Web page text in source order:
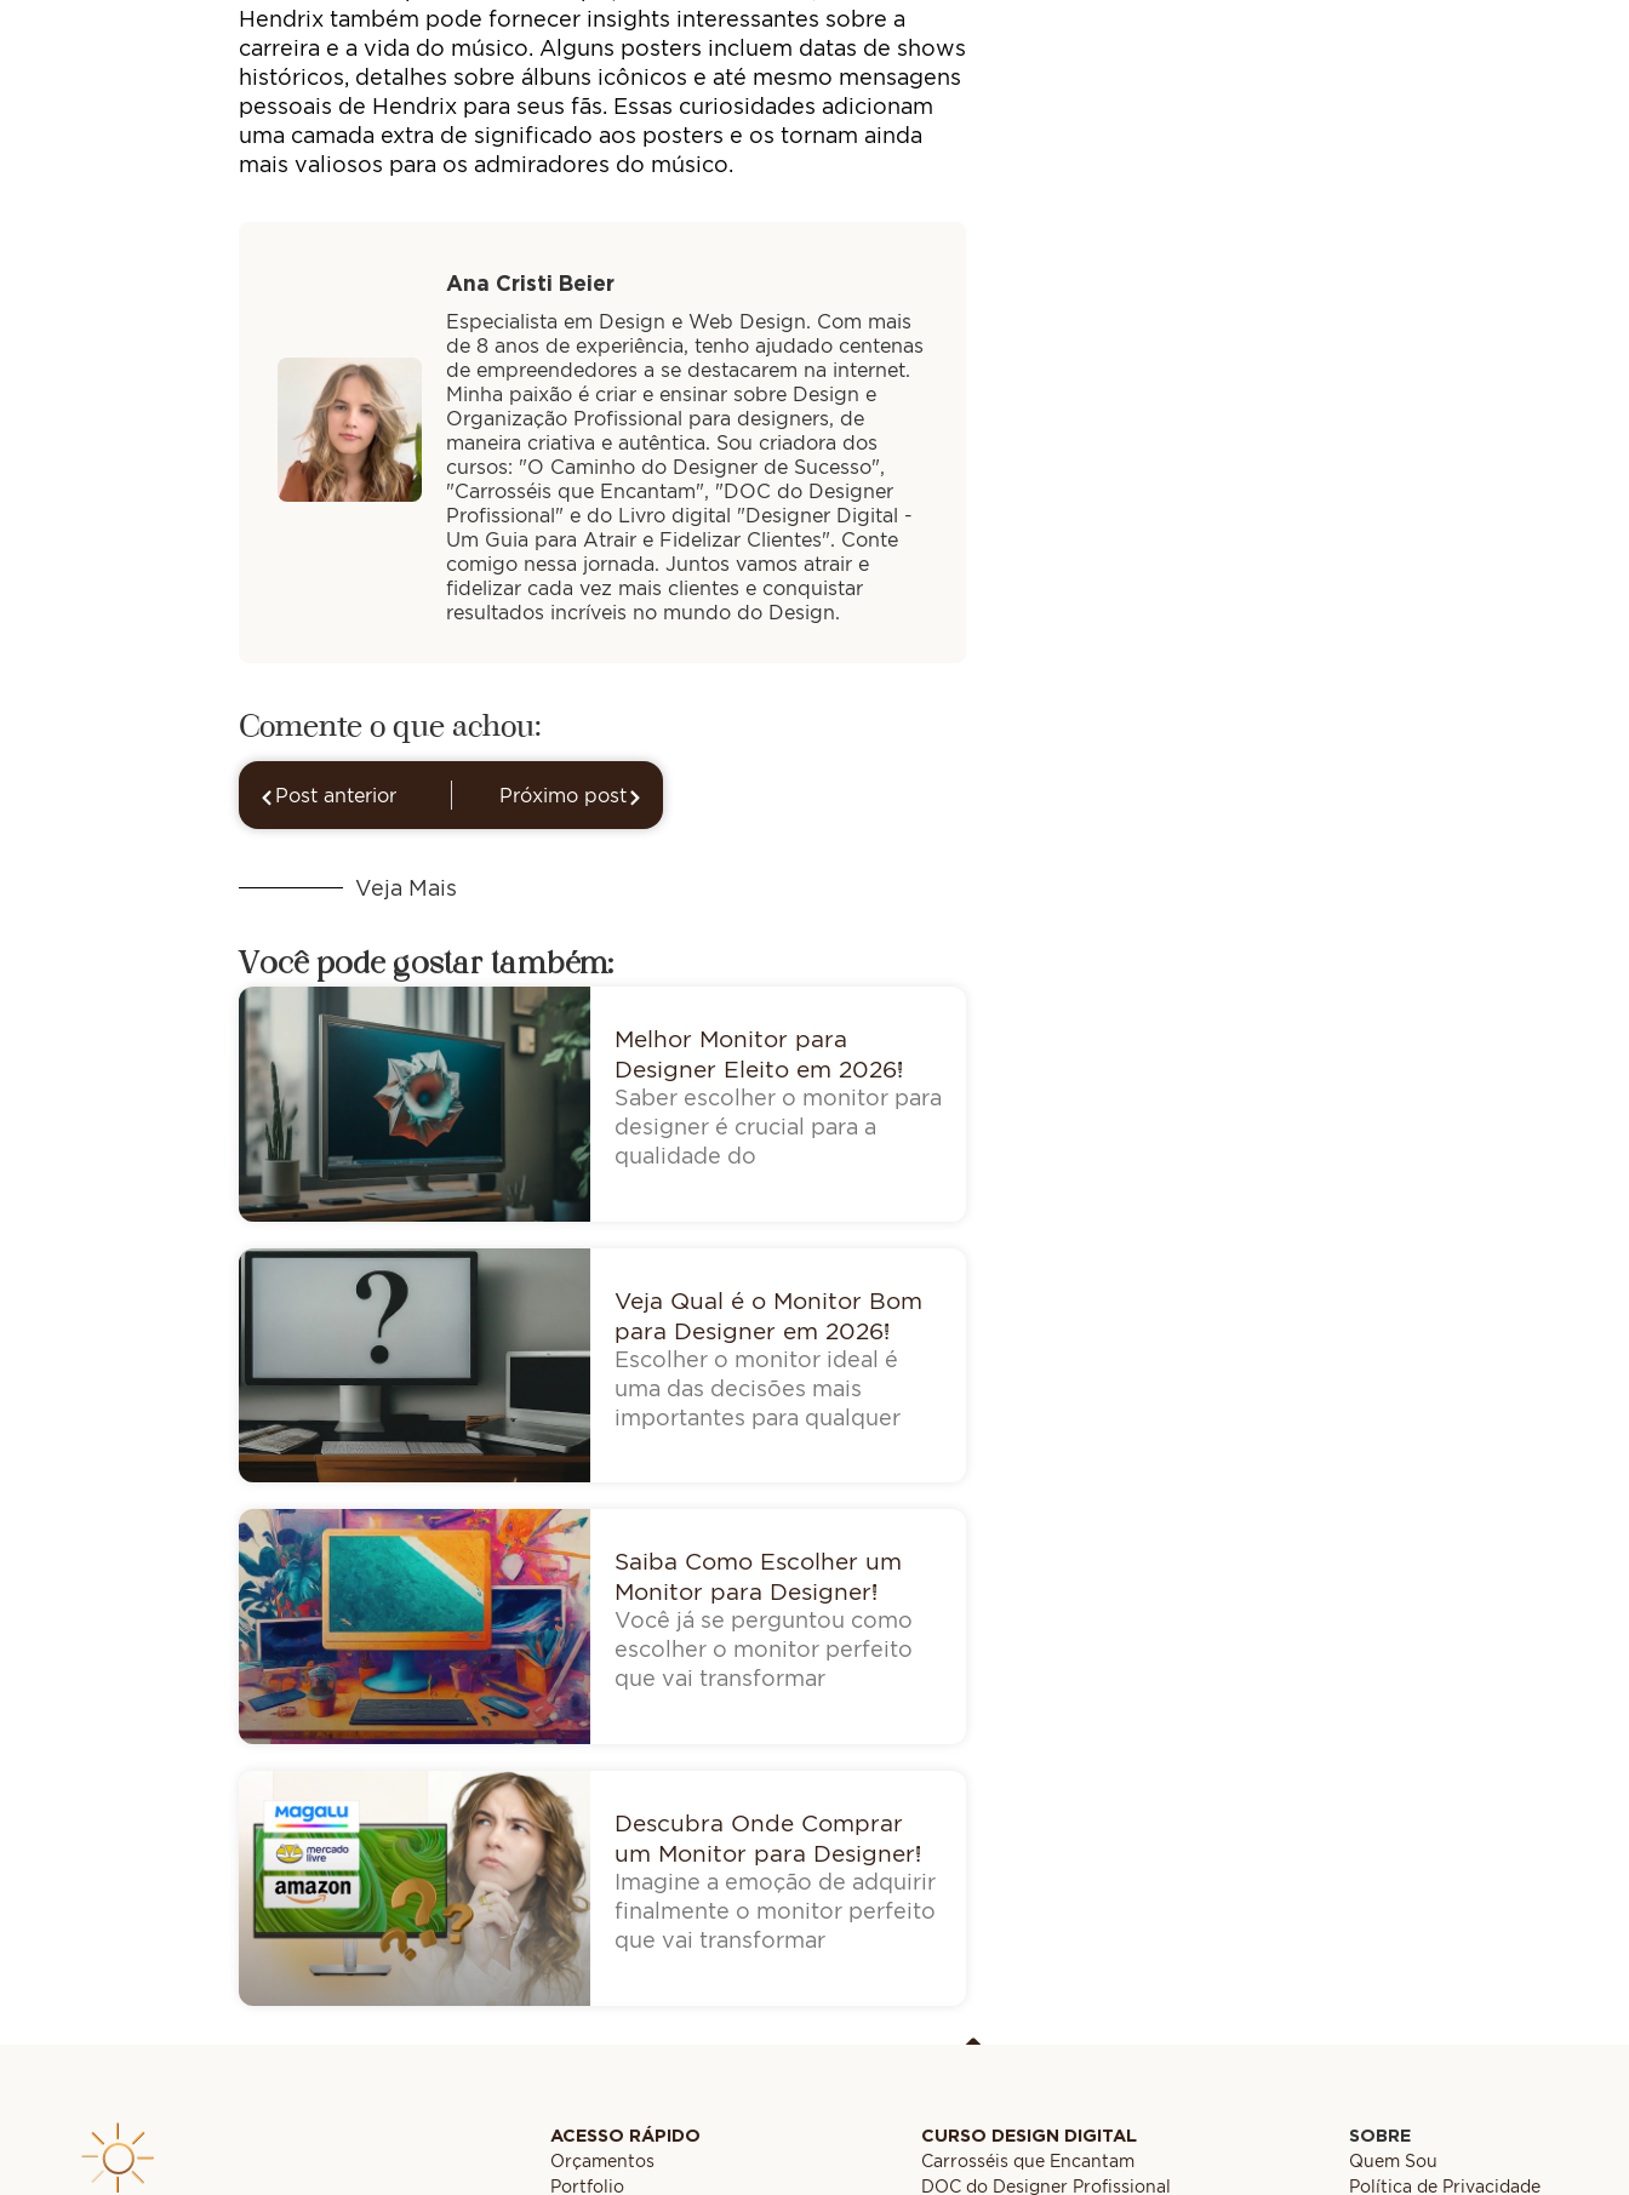
Hendrix também pode fornecer insights interessantes sobre a
carreira e a vida do músico. Alguns posters incluem datas de shows
históricos, detalhes sobre álbuns icônicos e até mesmo mensagens
pessoais de Hendrix para seus fãs. Essas curiosidades adicionam
uma camada extra de significado aos posters e os tornam ainda
mais valiosos para os admiradores do músico.
Ana Cristi Beier
Especialista em Design e Web Design. Com mais
de 8 anos de experiência, tenho ajudado centenas
de empreendedores a se destacarem na internet.
Minha paixão é criar e ensinar sobre Design e
Organização Profissional para designers, de
maneira criativa e autêntica. Sou criadora dos
cursos: "O Caminho do Designer de Sucesso",
"Carrosséis que Encantam", "DOC do Designer
Profissional" e do Livro digital "Designer Digital -
Um Guia para Atrair e Fidelizar Clientes". Conte
comigo nessa jornada. Juntos vamos atrair e
fidelizar cada vez mais clientes e conquistar
resultados incríveis no mundo do Design.
Comente o que achou:
Post anterior Próximo post
Veja Mais
Você pode gostar também:
Melhor Monitor para
Designer Eleito em 2026!
Saber escolher o monitor para
designer é crucial para a
qualidade do
Veja Qual é o Monitor Bom
para Designer em 2026!
Escolher o monitor ideal é
uma das decisões mais
importantes para qualquer
Saiba Como Escolher um
Monitor para Designer!
Você já se perguntou como
escolher o monitor perfeito
que vai transformar
Descubra Onde Comprar
um Monitor para Designer!
Imagine a emoção de adquirir
finalmente o monitor perfeito
que vai transformar
ACESSO RÁPIDO
Orçamentos
Portfolio
CURSO DESIGN DIGITAL
Carrosséis que Encantam
DOC do Designer Profissional
SOBRE
Quem Sou
Política de Privacidade